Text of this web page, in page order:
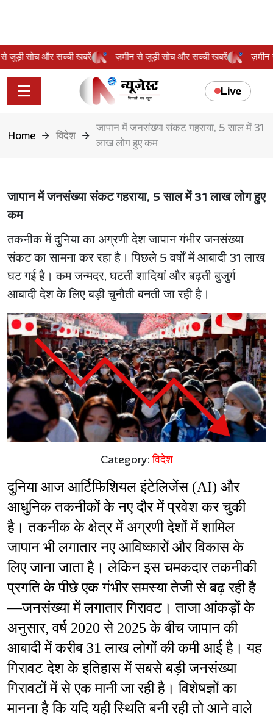
से जुड़ी सोच और सच्ची खबरें ज़मीन से जुड़ी सोच और सच्ची खबरें
Live
Home विदेश
जापान में जनसंख्या संकट गहराया, 5 साल में 31
लाख लोग हुए कम
जापान में जनसंख्या संकट गहराया, 5 साल में 31 लाख लोग हुए
कम
तकनीक में दुनिया का अग्रणी देश जापान गंभीर जनसंख्या
संकट का सामना कर रहा है। पिछले 5 वर्षों में आबादी 31 लाख
घट गई है। कम जन्मदर, घटती शादियां और बढ़ती बुजुर्ग
आबादी देश के लिए बड़ी चुनौती बनती जा रही है।
Category:विदेश
दुनिया आज आर्टिफिशियल इंटेलिजेंस (AI) और
आधुनिक तकनीकों के नए दौर में प्रवेश कर चुकी
है। तकनीक के क्षेत्र में अग्रणी देशों में शामिल
जापान भी लगातार नए आविष्कारों और विकास के
लिए जाना जाता है। लेकिन इस चमकदार तकनीकी
प्रगति के पीछे एक गंभीर समस्या तेजी से बढ़ रही है
—जनसंख्या में लगातार गिरावट। ताजा आंकड़ों के
अनुसार, वर्ष 2020 से 2025 के बीच जापान की
आबादी में करीब 31 लाख लोगों की कमी आई है। यह
गिरावट देश के इतिहास में सबसे बड़ी जनसंख्या
गिरावटों में से एक मानी जा रही है। विशेषज्ञों का
मानना है कि यदि यही स्थिति बनी रही तो आने वाले